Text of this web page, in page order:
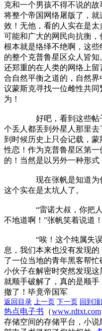
克和一个男孩不得不说的
将整个帝国网络屠版了，
效！无他，看的人实在是
可能和广大的网民向抗衡，
根本就是络绎不绝啊，这
的整个克普鲁星区众人皆
还郑重的在人类的网络上
合自然平衡之道的，自然
议蒙斯克寻找一位雌性共
为！
好吧，看到这些帖子
个丢人都丢到外星人那里去
到时候历史上只会记载，
性恋！作为克普鲁星区第
的！当然是以另外一种形式
现在张帆是知道为什么
这个实在是太坑人了。
“雷诺大叔，你把人家
不地道啊！”张帆笑着说道！
“唉！这个纯属失误，
息，我们本来也没有发现
了一位当地的青年黑客帮
小伙子在解密时突然发现
就顺手破解了，真的是顺
撤了！毕竟帝国军
返回目录 上一页 下一页 回到顶
热点电子书 （www.rdtxt.com
存储空间的存储平台，小